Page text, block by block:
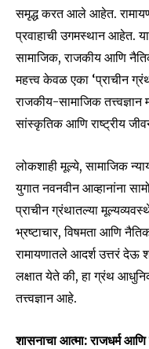
समृद्ध करत आले आहेत. रामायण
प्रवाहाची उगमस्थान आहेत.
सामाजिक, राजकीय आणि
महत्त्व केवळ एका ‘प्राचीन
राजकीय-सामाजिक
सांस्कृतिक आणि राष्ट्रीय
लोकशाही मूल्ये, सामाजिक
युगात नवनवीन आव्हानांना
प्राचीन ग्रंथातल्या
भ्रष्टाचार, विषमता आणि
रामायणातले आदर्श उत्तरं देऊ
लक्षात येते की, हा ग्रंथ
तत्त्वज्ञान आहे.
शासनाचा आत्मा: राजधर्म